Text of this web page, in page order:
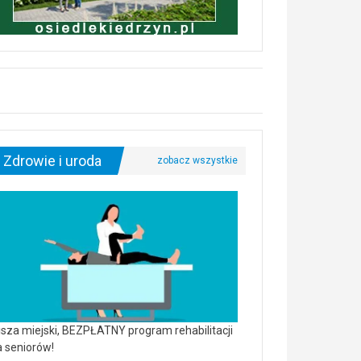
Zdrowie i uroda
miejski, BEZPŁATNY program rehabilitacji
seniorów!